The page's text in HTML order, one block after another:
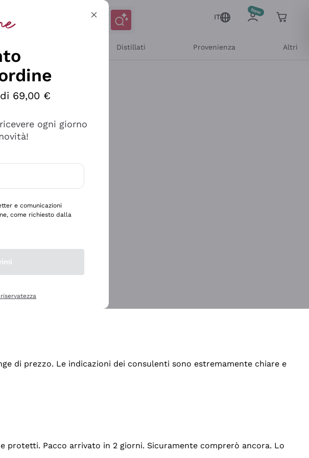
IT
Distillati Provenienza Altri
di prezzo. Le indicazioni dei consulenti sono estremamente chiare e
protetti. Pacco arrivato in 2 giorni. Sicuramente comprerò ancora. Lo
69,00 €
ogni giorno
e comunicazioni
come richiesto dalla